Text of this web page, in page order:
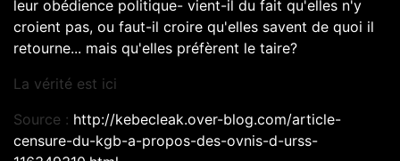
leur obédience politique- vient-il du fait qu'elles n'y
croient pas, ou faut-il croire qu'elles savent de quoi il
retourne... mais qu'elles préfèrent le taire?
La vérité est ici
Source : http://kebecleak.over-blog.com/article-
censure-du-kgb-a-propos-des-ovnis-d-urss-